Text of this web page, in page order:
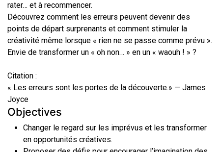
rater… et à recommencer.
Découvrez comment les erreurs peuvent devenir des
points de départ surprenants et comment stimuler la
créativité même lorsque « rien ne se passe comme prévu ».
Envie de transformer un « oh non… » en un « waouh ! » ?
Citation :
« Les erreurs sont les portes de la découverte.» — James
Joyce
Objectives
Changer le regard sur les imprévus et les transformer
en opportunités créatives.